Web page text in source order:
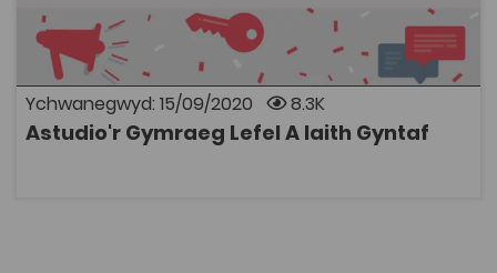
Ychwanegwyd: 15/09/2020 8.3K
Astudio'r Gymraeg Lefel A Iaith Gyntaf
Iaith Gyntaf. Mae’r adnoddau, sy’n berthnasol i'r
fanyleb yn cynnig cefnogaeth ac anogaeth wrth i chi
addasu i ffordd newydd o ddysgu ac
addysgu mewn cyfnod di-gynsail ym myd addysg yng
Nghymru. Mae’r casgliad yn cynnwys deunydd
amrywiol megis clipiau fideo, deunyddiau hyrwyddo a
dolenni i wefannau allanol.